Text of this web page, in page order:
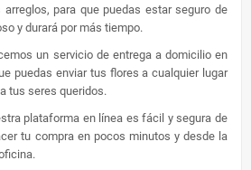
para que puedas estar seguro de
y durará por más tiempo.
un servicio de entrega a domicilio en
puedas enviar tus flores a cualquier lugar
tus seres queridos.
plataforma en línea es fácil y segura de
tu compra en pocos minutos y desde la